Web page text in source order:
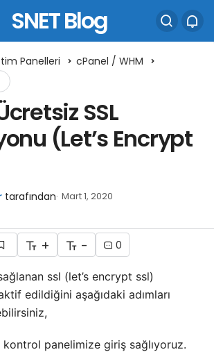
SNET Blog
Panelleri
cPanel / WHM
SSL
(Let’s Encrypt
tarafından Mart 1, 2020
+ - 0
ssl (let’s encrypt ssl)
edildiğini aşağıdaki adımları
panelimize giriş sağlıyoruz.